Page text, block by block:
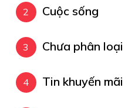
Cuộc sống
Chưa phân loại
Tin khuyến mãi